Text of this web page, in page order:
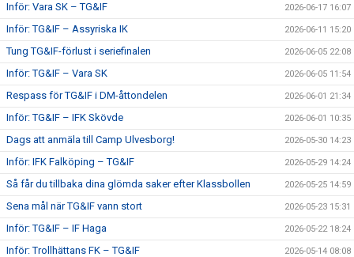
Inför: Vara SK – TG&IF 2026-06-17 16:07
Inför: TG&IF – Assyriska IK 2026-06-11 15:20
Tung TG&IF-förlust i seriefinalen 2026-06-05 22:08
Inför: TG&IF – Vara SK 2026-06-05 11:54
Respass för TG&IF i DM-åttondelen 2026-06-01 21:34
Inför: TG&IF – IFK Skövde 2026-06-01 10:35
Dags att anmäla till Camp Ulvesborg! 2026-05-30 14:23
Inför: IFK Falköping – TG&IF 2026-05-29 14:24
Så får du tillbaka dina glömda saker efter Klassbollen 2026-05-25 14:59
Sena mål när TG&IF vann stort 2026-05-23 15:31
Inför: TG&IF – IF Haga 2026-05-22 18:24
Inför: Trollhättans FK – TG&IF 2026-05-14 08:08